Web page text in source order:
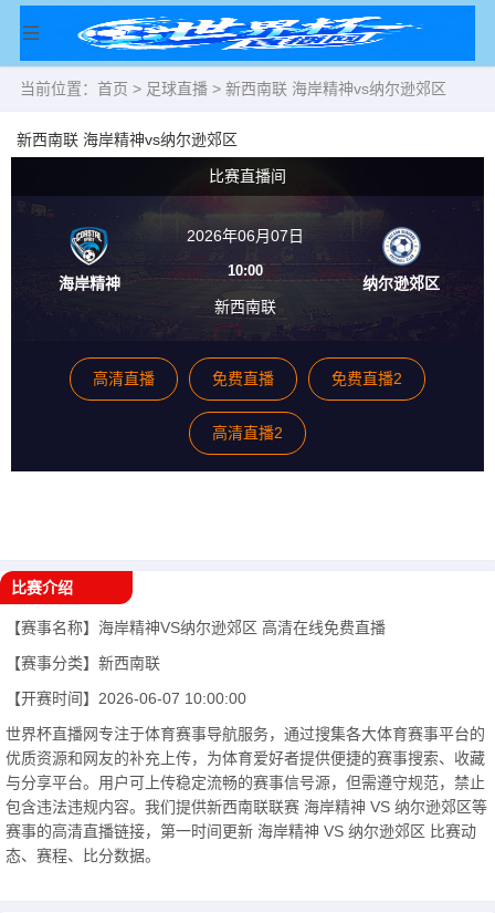
当前位置： 首页 > 足球直播 > 新西南联 海岸精神vs纳尔逊郊区
新西南联 海岸精神vs纳尔逊郊区
比赛直播间
海岸精神
2026年06月07日
10:00
新西南联
纳尔逊郊区
高清直播 免费直播 免费直播2
高清直播2
比赛介绍
【赛事名称】 海岸精神VS纳尔逊郊区 高清在线免费直播
【赛事分类】 新西南联
【开赛时间】 2026-06-07 10:00:00
世界杯直播网专注于体育赛事导航服务，通过搜集各大体育赛事平台的
优质资源和网友的补充上传，为体育爱好者提供便捷的赛事搜索、收藏
与分享平台。用户可上传稳定流畅的赛事信号源，但需遵守规范，禁止
包含违法违规内容。我们提供新西南联联赛 海岸精神 VS 纳尔逊郊区等
赛事的高清直播链接，第一时间更新 海岸精神 VS 纳尔逊郊区 比赛动
态、赛程、比分数据。